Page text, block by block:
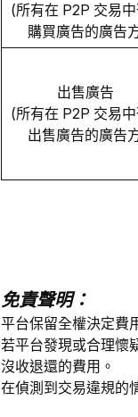
(所有在 P2P 交易
購買廣告的廣告
出售廣告
(所有在 P2P 交易
出售廣告的廣告
免責聲明：
平台保留全權決定費
若平台發現或合理懷
沒收退還的費用。
在偵測到交易違規的